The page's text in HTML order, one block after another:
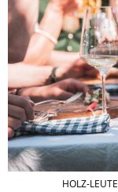
HOLZ-LEUTE